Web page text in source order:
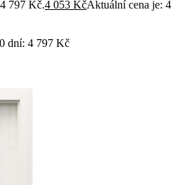
797 Kč.4 053 KčAktuální cena je: 4
dní: 4 797 Kč